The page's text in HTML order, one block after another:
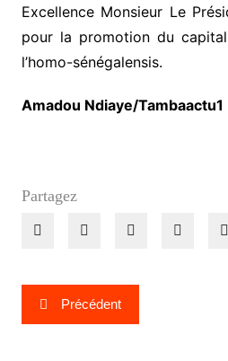
Excellence Monsieur Le
pour la promotion du
l’homo-sénégalensis.
Amadou Ndiaye/Tambaactu1
Partagez
Navigation
de
Précédent